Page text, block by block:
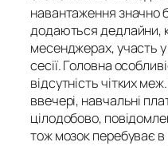
навантаження значно
додаються дедлайни,
месенджерах, участь
сесії. Головна
відсутність чітких
ввечері, навчальні
цілодобово,
тож мозок перебуває в